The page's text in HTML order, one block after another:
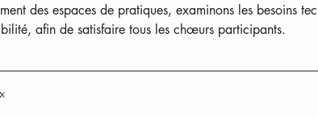
des espaces de pratiques, examinons les besoins
afin de satisfaire tous les chœurs participants.